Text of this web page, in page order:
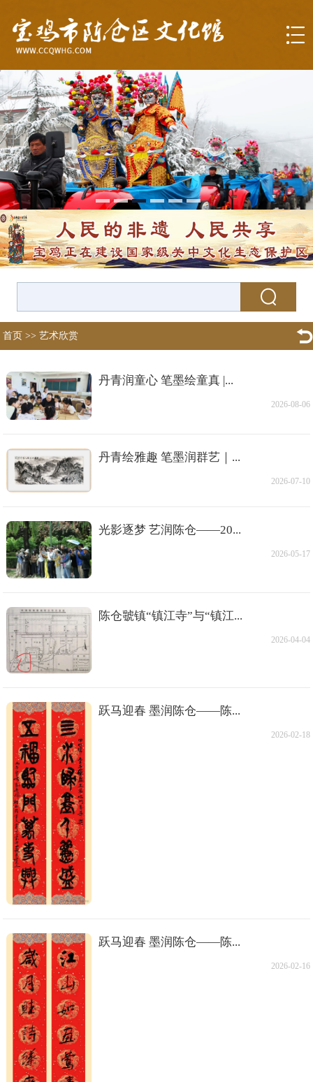
首页 >> 艺术欣赏
丹青润童心 笔墨绘童真 |...
2026-08-06
丹青绘雅趣 笔墨润群艺｜...
2026-07-10
光影逐梦 艺润陈仓——20...
2026-05-17
陈仓虢镇“镇江寺”与“镇江...
2026-04-04
跃马迎春 墨润陈仓——陈...
2026-02-18
跃马迎春 墨润陈仓——陈...
2026-02-16